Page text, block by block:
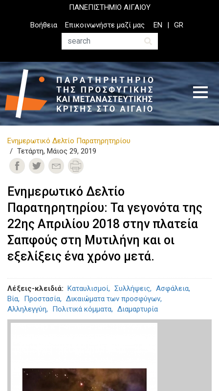
ΠΑΝΕΠΙΣΤΗΜΙΟ ΑΙΓΑΙΟΥ
Top
Header
Βοήθεια
Επικοινωνήστε μαζί μας
Αναζήτηση
EN GR
Ενημερωτικό Δελτίο Παρατηρητηρίου
Τετάρτη, Μάιος 29, 2019
Ενημερωτικό Δελτίο
Παρατηρητηρίου: Τα γεγονότα της
22ης Απριλίου 2018 στην πλατεία
Σαπφούς στη Μυτιλήνη και οι
εξελίξεις ένα χρόνο μετά.
Λέξεις-κλειδιά Καταυλισμοί Συλλήψεις
Ασφάλεια
Βία
Προστασία
Δικαιώματα των προσφύγων
Αλληλεγγύη
Πολιτικά κόμματα Διαμαρτυρία